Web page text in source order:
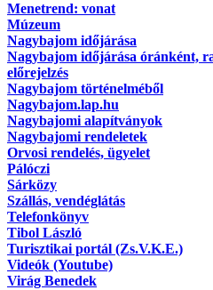
Menetrend: vonat
Múzeum
Nagybajom időjárása
Nagybajom időjárása óránként,
előrejelzés
Nagybajom történelméből
Nagybajom.lap.hu
Nagybajomi alapítványok
Nagybajomi rendeletek
Orvosi rendelés, ügyelet
Pálóczi
Sárközy
Szállás, vendéglátás
Telefonkönyv
Tibol László
Turisztikai portál (Zs.V.K.E.)
Videók (Youtube)
Virág Benedek